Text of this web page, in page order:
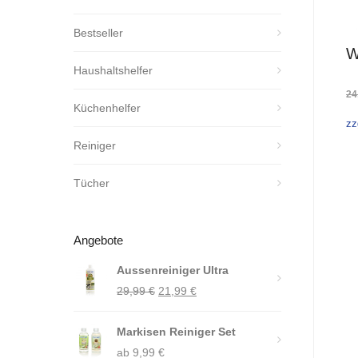
Bestseller
Haushaltshelfer
Küchenhelfer
Reiniger
Tücher
Angebote
Aussenreiniger Ultra
29,99€ Ursprünglicher
war:
29,99 €
21,99 €Aktueller
ist:
Markisen Reiniger Set
ab 9,99 €